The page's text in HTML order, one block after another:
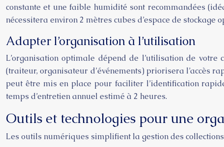
constante et une faible humidité sont recommandées
nécessitera environ 2 mètres cubes d’espace de
Adapter l’organisation à l’utilisation
L’organisation optimale dépend de l’utilisation de
(traiteur, organisateur d’événements) priorisera l’accès
peut être mis en place pour faciliter l’identification
temps d’entretien annuel estimé à 2 heures.
Outils et technologies pour une
Les outils numériques simplifient la gestion des